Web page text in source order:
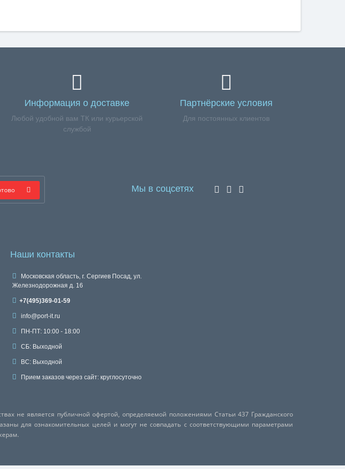
Информация о доставке
Любой удобной вам ТК или курьерской
службой
Партнёрские условия
Для постоянных клиентов
Мы в соцсетях
Наши контакты
Московская область, г. Сергиев Посад, ул.
Железнодорожная д. 16
+7(495)369-01-59
info@port-it.ru
ПН-ПТ: 10:00 - 18:00
СБ: Выходной
ВС: Выходной
Прием заказов через сайт: круглосуточно
не является публичной офертой, определяемой положениями Статьи 437 Гражданского
для ознакомительных целей и могут не совпадать с соответствующими параметрами